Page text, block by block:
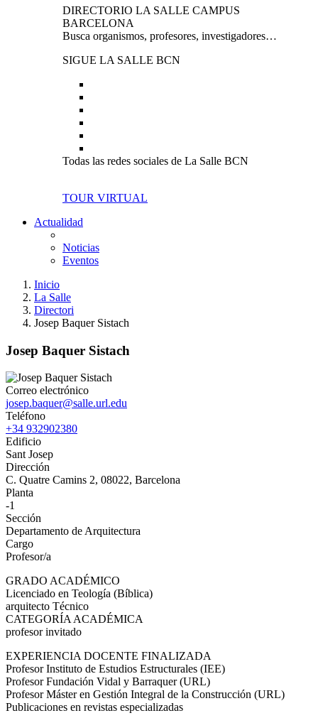
DIRECTORIO LA SALLE CAMPUS
BARCELONA
Busca organismos, profesores, investigadores…
SIGUE LA SALLE BCN
Todas las redes sociales de La Salle BCN
TOUR VIRTUAL
Actualidad
Noticias
Eventos
Inicio
La Salle
Directori
Josep Baquer Sistach
Josep Baquer Sistach
Correo electrónico
josep.baquer@salle.url.edu
Teléfono
+34 932902380
Edificio
Sant Josep
Dirección
C. Quatre Camins 2, 08022, Barcelona
Planta
-1
Sección
Departamento de Arquitectura
Cargo
Profesor/a
GRADO ACADÉMICO
Licenciado en Teología (Bíblica)
arquitecto Técnico
CATEGORÍA ACADÉMICA
profesor invitado
EXPERIENCIA DOCENTE FINALIZADA
Profesor Instituto de Estudios Estructurales (IEE)
Profesor Fundación Vidal y Barraquer (URL)
Profesor Máster en Gestión Integral de la Construcción (URL)
Publicaciones en revistas especializadas